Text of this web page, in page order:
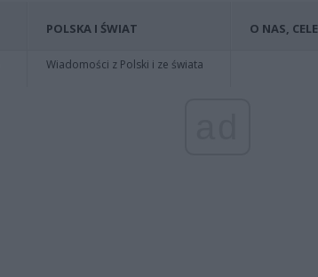
POLSKA I ŚWIAT
Wiadomości z Polski i ze świata
O NAS,